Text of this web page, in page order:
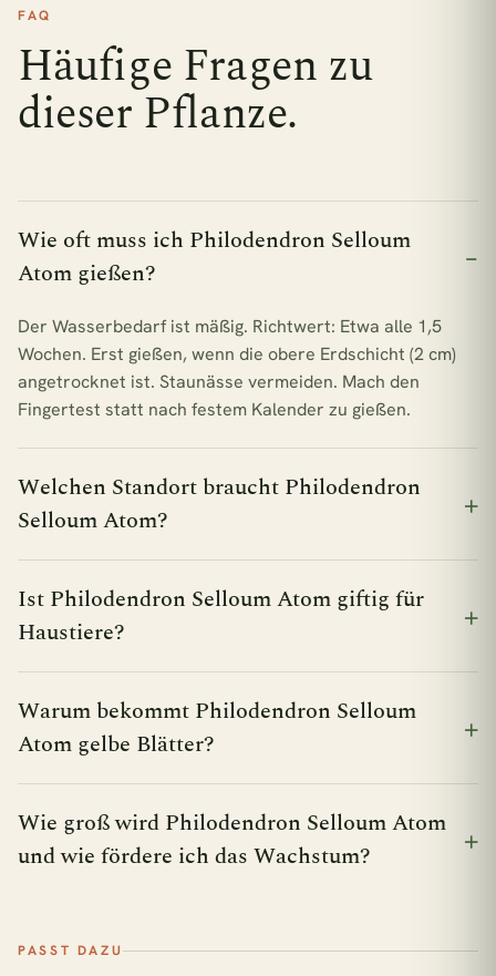
FAQ
Häufige Fragen zu
dieser Pflanze.
Wie oft muss ich Philodendron Selloum
Atom gießen?
Der Wasserbedarf ist mäßig. Richtwert: Etwa alle 1,5
Wochen. Erst gießen, wenn die obere Erdschicht (2 cm)
angetrocknet ist. Staunässe vermeiden. Mach den
Fingertest statt nach festem Kalender zu gießen.
Welchen Standort braucht Philodendron
Selloum Atom?
Ist Philodendron Selloum Atom giftig für
Haustiere?
Warum bekommt Philodendron Selloum
Atom gelbe Blätter?
Wie groß wird Philodendron Selloum Atom
und wie fördere ich das Wachstum?
PASST DAZU